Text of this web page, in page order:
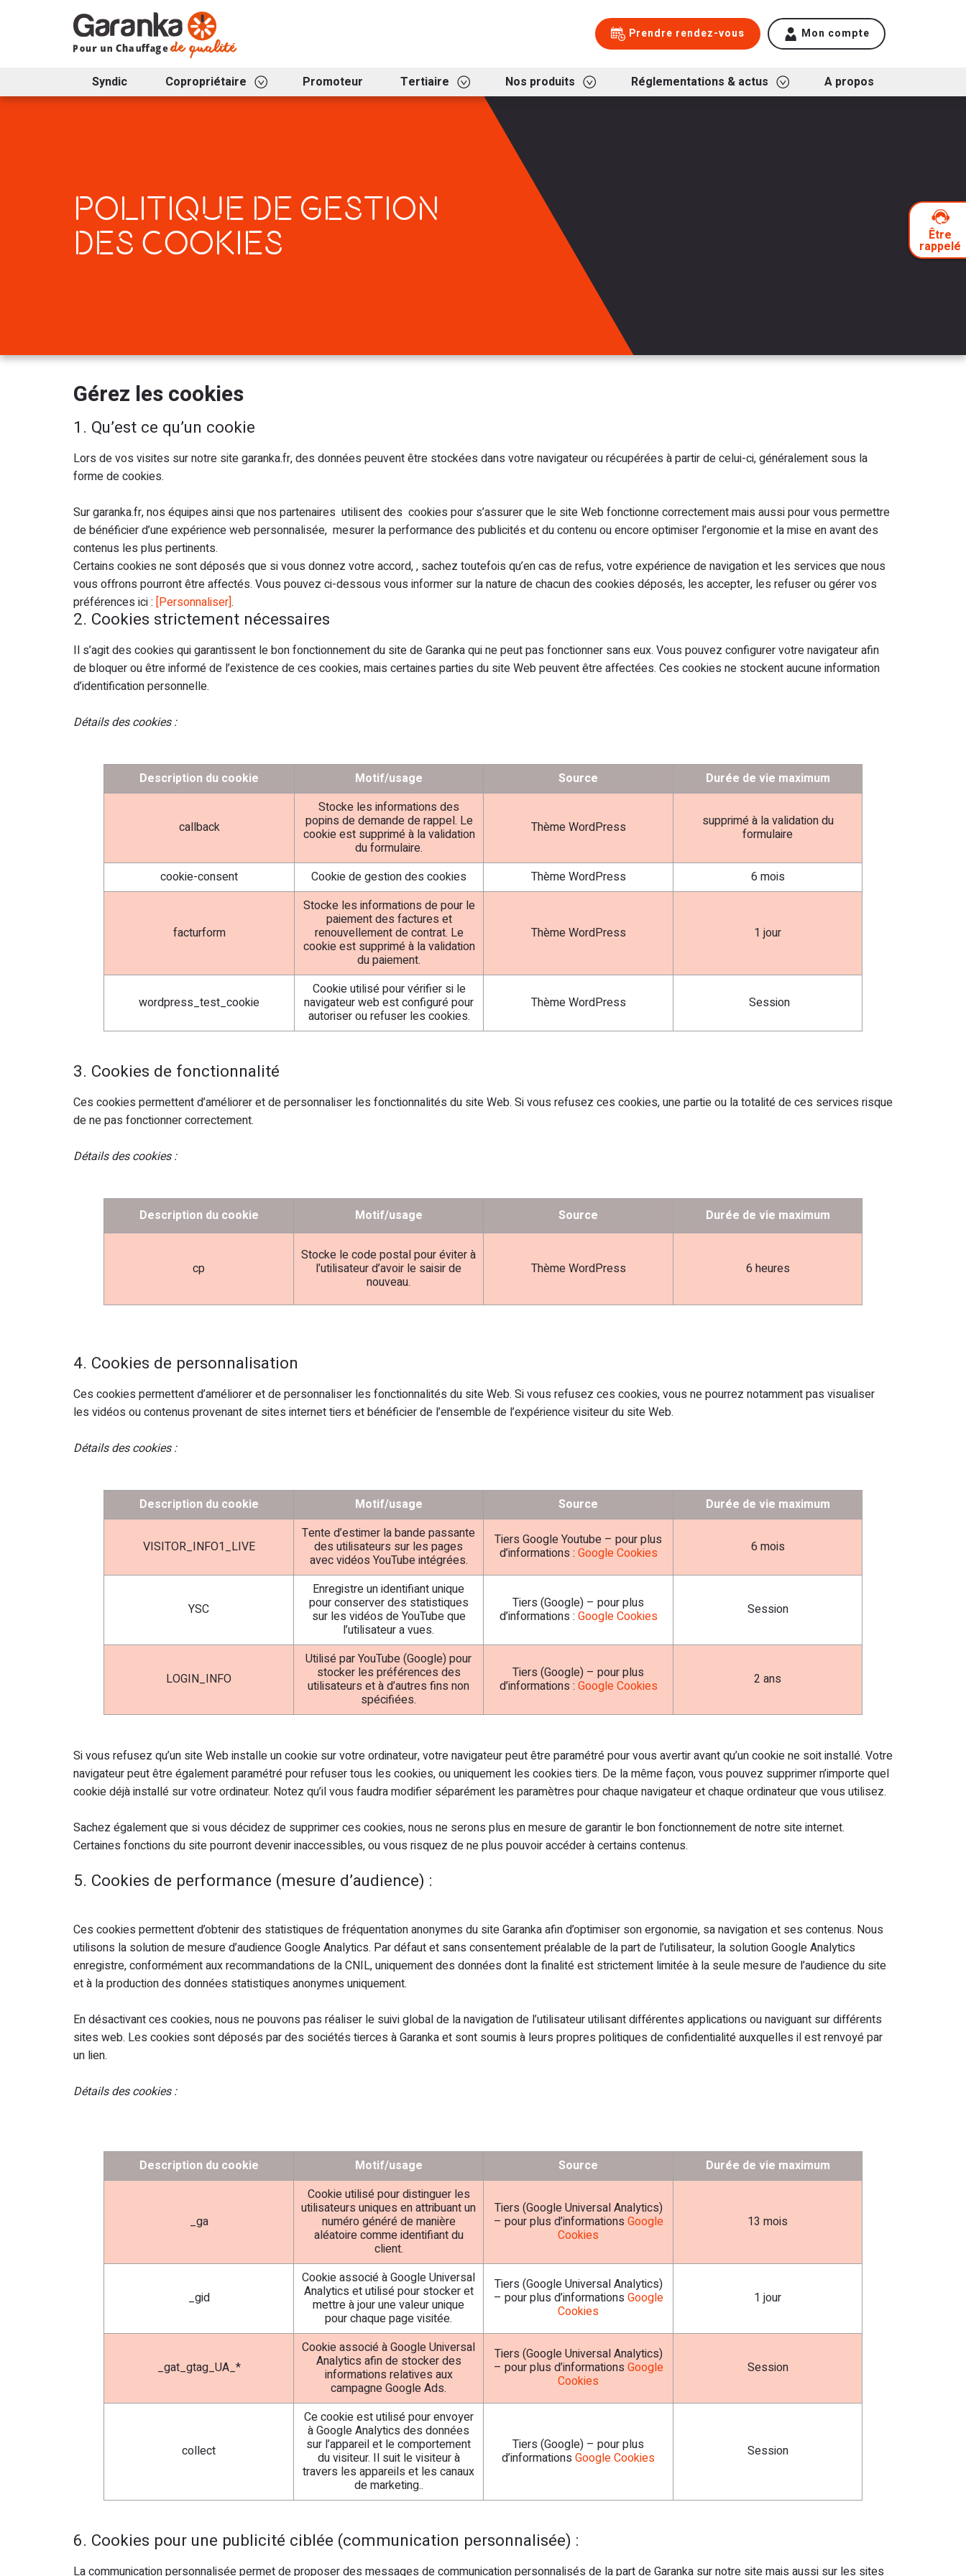
Prendre rendez-vous Mon compte
Syndic Copropriétaire Promoteur Tertiaire Nos produits Réglementations & actus A propos
POLITIQUE DE GESTION
DES COOKIES
Gérez les cookies
1. Qu’est ce qu’un cookie
Lors de vos visites sur notre site garanka.fr, des données peuvent être stockées dans votre navigateur ou récupérées à partir de celui-ci, généralement sous la
forme de cookies.
Sur garanka.fr, nos équipes ainsi que nos partenaires utilisent des cookies pour s’assurer que le site Web fonctionne correctement mais aussi pour vous permettre
de bénéficier d’une expérience web personnalisée, mesurer la performance des publicités et du contenu ou encore optimiser l’ergonomie et la mise en avant des
contenus les plus pertinents.
Certains cookies ne sont déposés que si vous donnez votre accord, , sachez toutefois qu’en cas de refus, votre expérience de navigation et les services que nous
vous offrons pourront être affectés. Vous pouvez ci-dessous vous informer sur la nature de chacun des cookies déposés, les accepter, les refuser ou gérer vos
préférences ici : [Personnaliser].
2. Cookies strictement nécessaires
Il s’agit des cookies qui garantissent le bon fonctionnement du site de Garanka qui ne peut pas fonctionner sans eux. Vous pouvez configurer votre navigateur afin
de bloquer ou être informé de l’existence de ces cookies, mais certaines parties du site Web peuvent être affectées. Ces cookies ne stockent aucune information
d’identification personnelle.
Détails des cookies :
Description du cookie Motif/usage Source Durée de vie maximum
callback
Stocke les informations des
popins de demande de rappel. Le
cookie est supprimé à la validation
du formulaire.
Thème WordPress supprimé à la validation du
formulaire
cookie-consent Cookie de gestion des cookies Thème WordPress 6 mois
facturform
Stocke les informations de pour le
paiement des factures et
renouvellement de contrat. Le
cookie est supprimé à la validation
du paiement.
Thème WordPress 1 jour
wordpress_test_cookie
Cookie utilisé pour vérifier si le
navigateur web est configuré pour
autoriser ou refuser les cookies.
Thème WordPress Session
3. Cookies de fonctionnalité
Ces cookies permettent d’améliorer et de personnaliser les fonctionnalités du site Web. Si vous refusez ces cookies, une partie ou la totalité de ces services risque
de ne pas fonctionner correctement.
Détails des cookies :
Description du cookie Motif/usage Source Durée de vie maximum
cp
Stocke le code postal pour éviter à
l’utilisateur d’avoir le saisir de
nouveau.
Thème WordPress 6 heures
4. Cookies de personnalisation
Ces cookies permettent d’améliorer et de personnaliser les fonctionnalités du site Web. Si vous refusez ces cookies, vous ne pourrez notamment pas visualiser
les vidéos ou contenus provenant de sites internet tiers et bénéficier de l’ensemble de l’expérience visiteur du site Web.
Détails des cookies :
Description du cookie Motif/usage Source Durée de vie maximum
VISITOR_INFO1_LIVE
Tente d’estimer la bande passante
des utilisateurs sur les pages
avec vidéos YouTube intégrées.
Tiers Google Youtube – pour plus
d’informations : Google Cookies 6 mois
YSC
Enregistre un identifiant unique
pour conserver des statistiques
sur les vidéos de YouTube que
l’utilisateur a vues.
Tiers (Google) – pour plus
d’informations : Google Cookies Session
LOGIN_INFO
Utilisé par YouTube (Google) pour
stocker les préférences des
utilisateurs et à d’autres fins non
spécifiées.
Tiers (Google) – pour plus
d’informations : Google Cookies 2 ans
Si vous refusez qu’un site Web installe un cookie sur votre ordinateur, votre navigateur peut être paramétré pour vous avertir avant qu’un cookie ne soit installé. Votre
navigateur peut être également paramétré pour refuser tous les cookies, ou uniquement les cookies tiers. De la même façon, vous pouvez supprimer n’importe quel
cookie déjà installé sur votre ordinateur. Notez qu’il vous faudra modifier séparément les paramètres pour chaque navigateur et chaque ordinateur que vous utilisez.
Sachez également que si vous décidez de supprimer ces cookies, nous ne serons plus en mesure de garantir le bon fonctionnement de notre site internet.
Certaines fonctions du site pourront devenir inaccessibles, ou vous risquez de ne plus pouvoir accéder à certains contenus.
5. Cookies de performance (mesure d’audience) :
Ces cookies permettent d’obtenir des statistiques de fréquentation anonymes du site Garanka afin d’optimiser son ergonomie, sa navigation et ses contenus. Nous
utilisons la solution de mesure d’audience Google Analytics. Par défaut et sans consentement préalable de la part de l’utilisateur, la solution Google Analytics
enregistre, conformément aux recommandations de la CNIL, uniquement des données dont la finalité est strictement limitée à la seule mesure de l’audience du site
et à la production des données statistiques anonymes uniquement.
En désactivant ces cookies, nous ne pouvons pas réaliser le suivi global de la navigation de l’utilisateur utilisant différentes applications ou naviguant sur différents
sites web. Les cookies sont déposés par des sociétés tierces à Garanka et sont soumis à leurs propres politiques de confidentialité auxquelles il est renvoyé par
un lien.
Détails des cookies :
Description du cookie Motif/usage Source Durée de vie maximum
_ga
Cookie utilisé pour distinguer les
utilisateurs uniques en attribuant un
numéro généré de manière
aléatoire comme identifiant du
client.
Tiers (Google Universal Analytics)
– pour plus d’informations Google
Cookies
13 mois
_gid
Cookie associé à Google Universal
Analytics et utilisé pour stocker et
mettre à jour une valeur unique
pour chaque page visitée.
Tiers (Google Universal Analytics)
– pour plus d’informations Google
Cookies
1 jour
_gat_gtag_UA_*
Cookie associé à Google Universal
Analytics afin de stocker des
informations relatives aux
campagne Google Ads.
Tiers (Google Universal Analytics)
– pour plus d’informations Google
Cookies
Session
collect
Ce cookie est utilisé pour envoyer
à Google Analytics des données
sur l’appareil et le comportement
du visiteur. Il suit le visiteur à
travers les appareils et les canaux
de marketing..
Tiers (Google) – pour plus
d’informations Google Cookies Session
6. Cookies pour une publicité ciblée (communication personnalisée) :
La communication personnalisée permet de proposer des messages de communication personnalisés de la part de Garanka sur notre site mais aussi sur les sites
Être
rappelé